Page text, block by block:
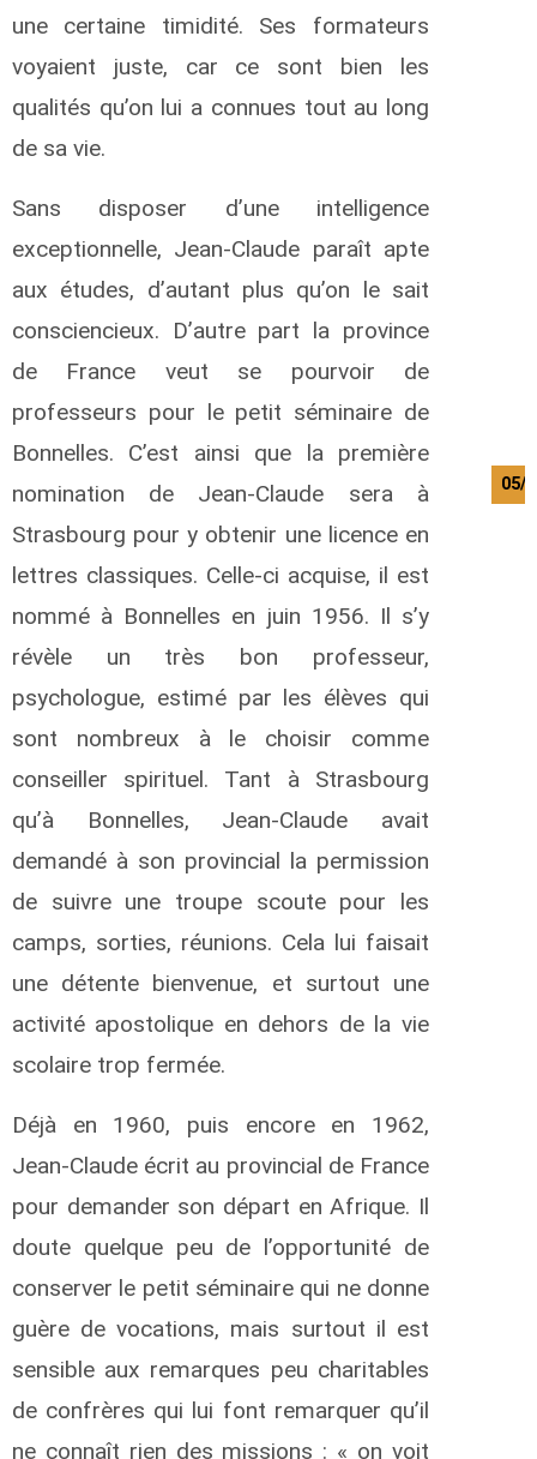
une certaine timidité. Ses formateurs
voyaient juste, car ce sont bien les
qualités qu’on lui a connues tout au long
de sa vie.
Sans disposer d’une intelligence
exceptionnelle, Jean-Claude paraît apte
aux études, d’autant plus qu’on le sait
consciencieux. D’autre part la province
de France veut se pourvoir de
professeurs pour le petit séminaire de
Bonnelles. C’est ainsi que la première
nomination de Jean-Claude sera à
Strasbourg pour y obtenir une licence en
lettres classiques. Celle-ci acquise, il est
nommé à Bonnelles en juin 1956. Il s’y
révèle un très bon professeur,
psychologue, estimé par les élèves qui
sont nombreux à le choisir comme
conseiller spirituel. Tant à Strasbourg
qu’à Bonnelles, Jean-Claude avait
demandé à son provincial la permission
de suivre une troupe scoute pour les
camps, sorties, réunions. Cela lui faisait
une détente bienvenue, et surtout une
activité apostolique en dehors de la vie
scolaire trop fermée.
Déjà en 1960, puis encore en 1962,
Jean-Claude écrit au provincial de France
pour demander son départ en Afrique. Il
doute quelque peu de l’opportunité de
conserver le petit séminaire qui ne donne
guère de vocations, mais surtout il est
sensible aux remarques peu charitables
de confrères qui lui font remarquer qu’il
ne connaît rien des missions : « on voit
05/